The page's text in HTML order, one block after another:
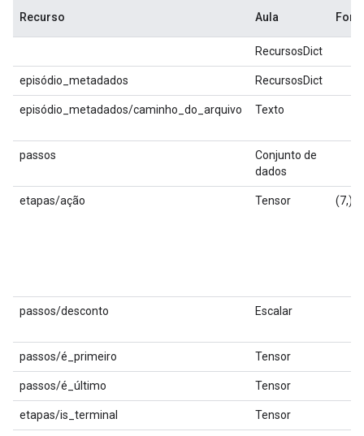
Recurso Aula
RecursosDict
episódio_metadados RecursosDict
episódio_metadados/caminho_do_arquivo Texto
passos
Conjunto de
dados
etapas/ação Tensor (7,)
passos/desconto Escalar
passos/é_primeiro Tensor
passos/é_último Tensor
etapas/is_terminal Tensor